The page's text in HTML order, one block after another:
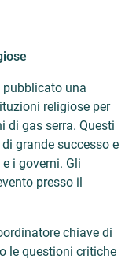
pubblicato una
religiose per
di gas serra. Questi
grande successo e
i governi. Gli
presso il
chiave di
le questioni critiche